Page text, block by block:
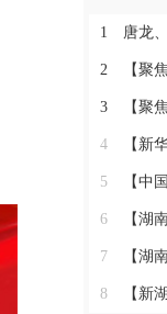
1 唐龙、
2 【聚焦
3 【聚
4 【新华
5 【中国
6 【湖南卫
7 【湖南卫
8 【新湖南】